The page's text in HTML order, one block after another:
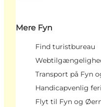
Mere Fyn
Find turistbureau
Transport på Fyn
Handicapvenlig
Flyt til Fyn og